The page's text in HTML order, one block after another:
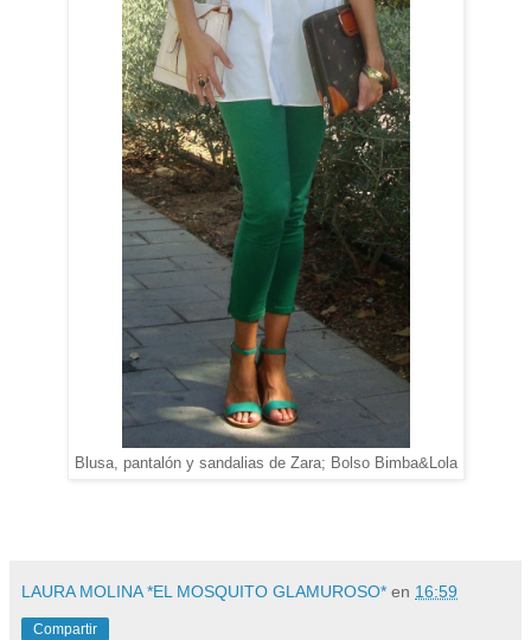
Blusa, pantalón y sandalias de Zara; Bolso Bimba&Lola
LAURA MOLINA *EL MOSQUITO GLAMUROSO* en 16:59
Compartir